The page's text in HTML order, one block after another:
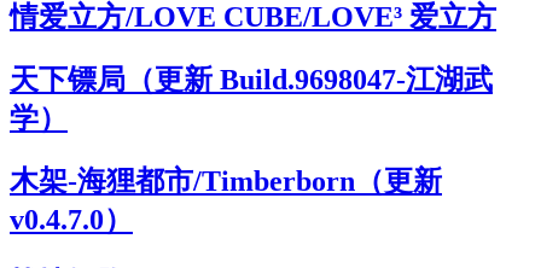
情爱立方/LOVE CUBE/LOVE³ 爱立方
天下镖局（更新 Build.9698047-江湖武
学）
木架-海狸都市/Timberborn（更新
v0.4.7.0）